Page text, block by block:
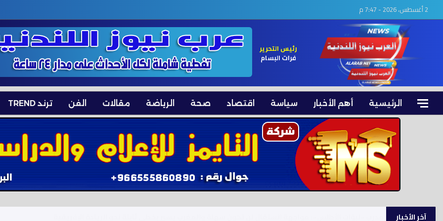
2 أغسطس، 2026 - 7:47 م
رئيس التحرير
فرات البسام
الرئيسية أهم الأخبار سياسة اقتصاد صحة الرياضة مقالات الفن ترند TREND
آخر الأخبار